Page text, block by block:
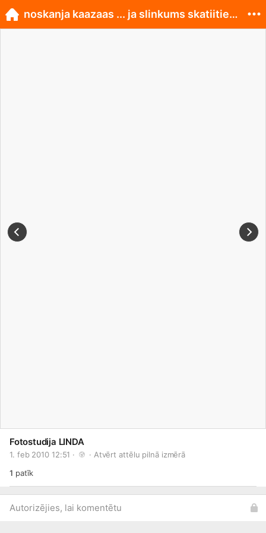
Fotostudija LINDA
1. feb 2010 12:51 · · Atvērt attēlu pilnā izmērā
1 patīk
Autorizējies, lai komentētu
noskanja kaazaas ... ja slinkums skatiities maajas